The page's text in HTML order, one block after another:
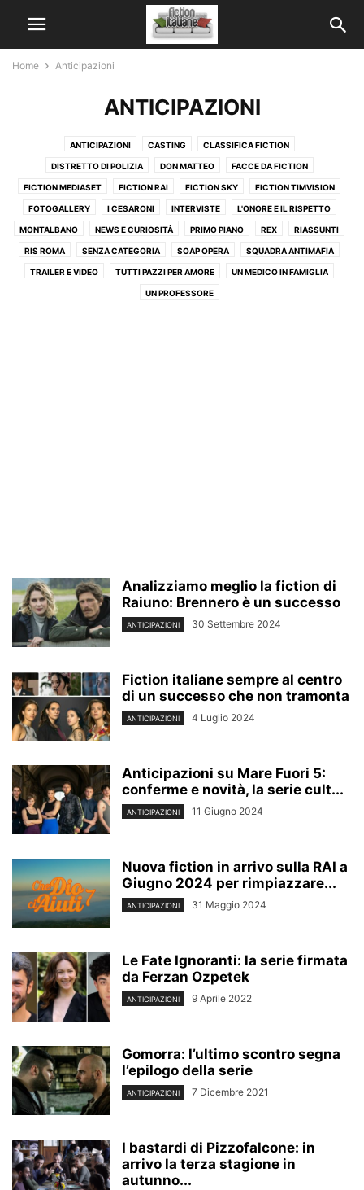
Home Anticipazioni
ANTICIPAZIONI
ANTICIPAZIONI CASTING CLASSIFICA FICTION
DISTRETTO DI POLIZIA DON MATTEO FACCE DA FICTION
FICTION MEDIASET FICTION RAI FICTION SKY FICTION TIMVISION
FOTOGALLERY I CESARONI INTERVISTE L'ONORE E IL RISPETTO
MONTALBANO NEWS E CURIOSITÀ PRIMO PIANO REX RIASSUNTI
RIS ROMA SENZA CATEGORIA SOAP OPERA SQUADRA ANTIMAFIA
TRAILER E VIDEO TUTTI PAZZI PER AMORE UN MEDICO IN FAMIGLIA
UN PROFESSORE
Analizziamo meglio la fiction di
Raiuno: Brennero è un successo
ANTICIPAZIONI 30 Settembre 2024
Fiction italiane sempre al centro
di un successo che non tramonta
ANTICIPAZIONI 4 Luglio 2024
Anticipazioni su Mare Fuori 5:
conferme e novità, la serie cult...
ANTICIPAZIONI 11 Giugno 2024
Nuova fiction in arrivo sulla RAI a
Giugno 2024 per rimpiazzare...
ANTICIPAZIONI 31 Maggio 2024
Le Fate Ignoranti: la serie firmata
da Ferzan Ozpetek
ANTICIPAZIONI 9 Aprile 2022
Gomorra: l’ultimo scontro segna
l’epilogo della serie
ANTICIPAZIONI 7 Dicembre 2021
I bastardi di Pizzofalcone: in
arrivo la terza stagione in
autunno...